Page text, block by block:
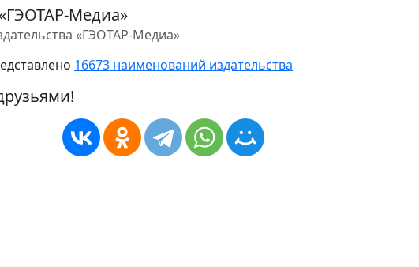
Медиа»
«ГЭОТАР-Медиа»
16673 наименований издательства